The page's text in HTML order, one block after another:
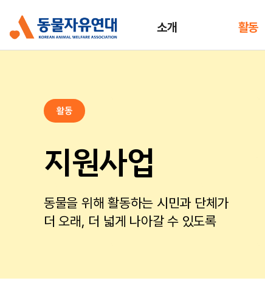
소개 활동
활동
지원사업
동물을 위해 활동하는 시민과 단체가
더 오래, 더 넓게 나아갈 수 있도록